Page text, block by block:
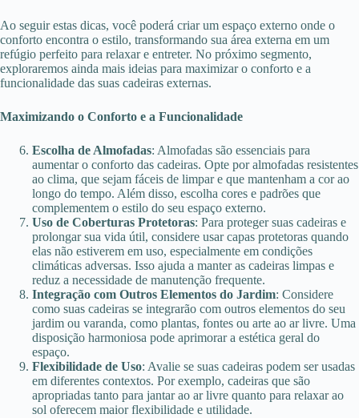
Ao seguir estas dicas, você poderá criar um espaço externo onde o
conforto encontra o estilo, transformando sua área externa em um
refúgio perfeito para relaxar e entreter. No próximo segmento,
exploraremos ainda mais ideias para maximizar o conforto e a
funcionalidade das suas cadeiras externas.
Maximizando o Conforto e a Funcionalidade
Escolha de Almofadas: Almofadas são essenciais para
aumentar o conforto das cadeiras. Opte por almofadas resistentes
ao clima, que sejam fáceis de limpar e que mantenham a cor ao
longo do tempo. Além disso, escolha cores e padrões que
complementem o estilo do seu espaço externo.
Uso de Coberturas Protetoras: Para proteger suas cadeiras e
prolongar sua vida útil, considere usar capas protetoras quando
elas não estiverem em uso, especialmente em condições
climáticas adversas. Isso ajuda a manter as cadeiras limpas e
reduz a necessidade de manutenção frequente.
Integração com Outros Elementos do Jardim: Considere
como suas cadeiras se integrarão com outros elementos do seu
jardim ou varanda, como plantas, fontes ou arte ao ar livre. Uma
disposição harmoniosa pode aprimorar a estética geral do
espaço.
Flexibilidade de Uso: Avalie se suas cadeiras podem ser usadas
em diferentes contextos. Por exemplo, cadeiras que são
apropriadas tanto para jantar ao ar livre quanto para relaxar ao
sol oferecem maior flexibilidade e utilidade.